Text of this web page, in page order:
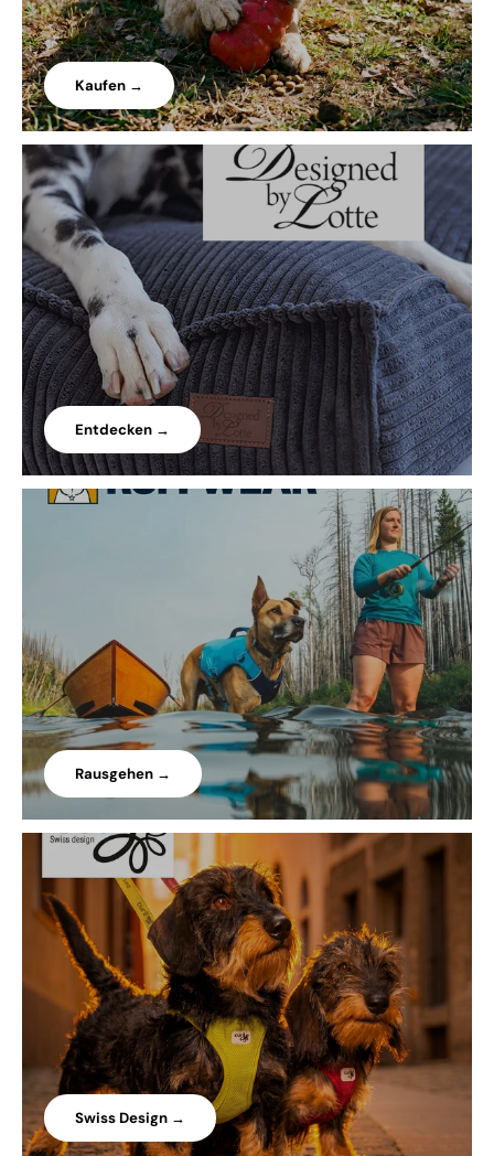
Kaufen →
Entdecken →
Rausgehen →
Swiss Design →